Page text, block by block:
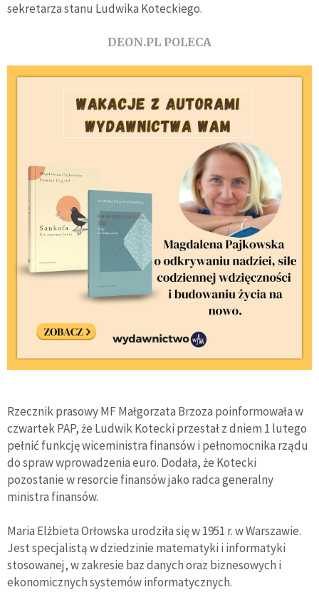
sekretarza stanu Ludwika Koteckiego.
DEON.PL POLECA
Rzecznik prasowy MF Małgorzata Brzoza poinformowała w
czwartek PAP, że Ludwik Kotecki przestał z dniem 1 lutego
pełnić funkcję wiceministra finansów i pełnomocnika rządu
do spraw wprowadzenia euro. Dodała, że Kotecki
pozostanie w resorcie finansów jako radca generalny
ministra finansów.
Maria Elżbieta Orłowska urodziła się w 1951 r. w Warszawie.
Jest specjalistą w dziedzinie matematyki i informatyki
stosowanej, w zakresie baz danych oraz biznesowych i
ekonomicznych systemów informatycznych.